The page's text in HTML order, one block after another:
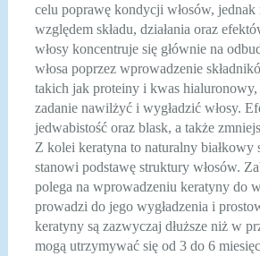
celu poprawę kondycji włosów, jednak
względem składu, działania oraz
włosy koncentruje się głównie na
włosa poprzez wprowadzenie
takich jak proteiny i kwas hialuronowy,
zadanie nawilżyć i wygładzić włosy.
jedwabistość oraz blask, a także
Z kolei keratyna to naturalny białkowy
stanowi podstawę struktury włosów.
polega na wprowadzeniu keratyny do
prowadzi do jego wygładzenia i
keratyny są zazwyczaj dłuższe niż w
mogą utrzymywać się od 3 do 6